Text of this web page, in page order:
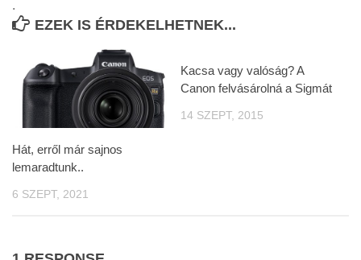
.
EZEK IS ÉRDEKELHETNEK...
Hát, erről már sajnos
lemaradtunk..
6 SZEPT, 2021
Kacsa vagy valóság? A
Canon felvásárolná a Sigmát
14 SZEPT, 2015